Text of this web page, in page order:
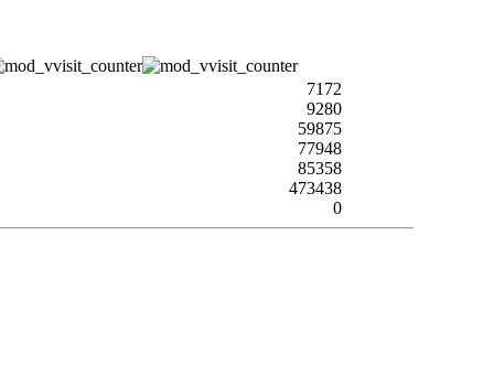
7172
9280
59875
77948
85358
473438
0